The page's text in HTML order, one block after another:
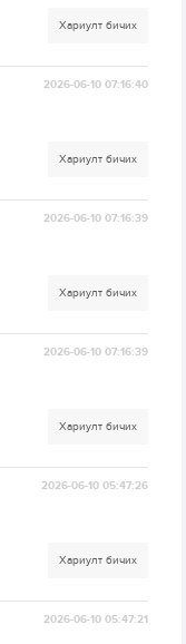
Хариулт бичих
2026-06-10 07:16:40
Хариулт бичих
2026-06-10 07:16:39
Хариулт бичих
2026-06-10 07:16:39
Хариулт бичих
2026-06-10 05:47:26
Хариулт бичих
2026-06-10 05:47:21